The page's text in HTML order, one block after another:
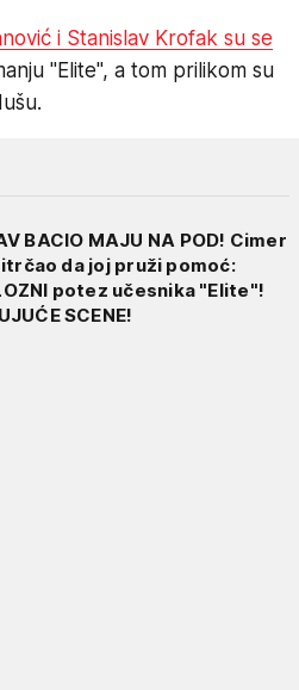
i Stanislav Krofak su se
"Elite", a tom prilikom su
BACIO MAJU NA POD! Cimer
da joj pruži pomoć:
potez učesnika "Elite"!
SCENE!